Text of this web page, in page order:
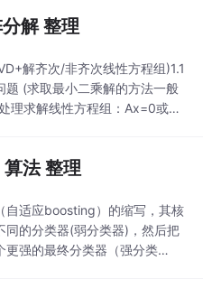
解 整理
解齐次/非齐次线性方程组)1.1
题 (求取最小二乘解的方法一般
理求解线性方程组：Ax=0或Ax
运算规则...
法 整理
适应boosting）的缩写，其核
同的分类器(弱分类器)，然后把
更强的最终分类器（强分类